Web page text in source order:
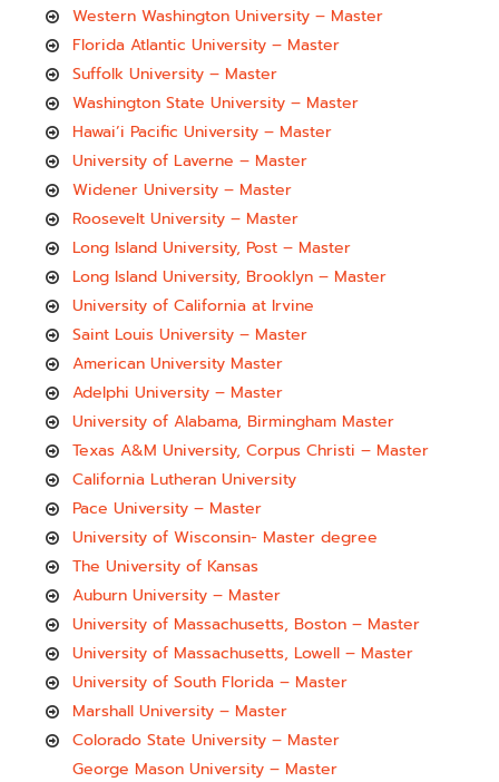
Western Washington University – Master
Florida Atlantic University – Master
Suffolk University – Master
Washington State University – Master
Hawai’i Pacific University – Master
University of Laverne – Master
Widener University – Master
Roosevelt University – Master
Long Island University, Post – Master
Long Island University, Brooklyn – Master
University of California at Irvine
Saint Louis University – Master
American University Master
Adelphi University – Master
University of Alabama, Birmingham Master
Texas A&M University, Corpus Christi – Master
California Lutheran University
Pace University – Master
University of Wisconsin- Master degree
The University of Kansas
Auburn University – Master
University of Massachusetts, Boston – Master
University of Massachusetts, Lowell – Master
University of South Florida – Master
Marshall University – Master
Colorado State University – Master
George Mason University – Master